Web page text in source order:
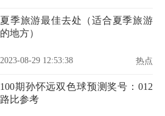
夏季旅游最佳去处（适合夏季旅游
的地方）
2023-08-29 12:53:38 热点
100期孙怀远双色球预测奖号：012
路比参考